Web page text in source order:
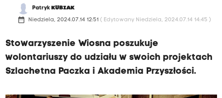
Patryk KUBIAK
date_range Niedziela, 2024.07.14 12:51 ( Edytowany Niedziela, 2024.07.14 14:45 )
Stowarzyszenie Wiosna poszukuje
wolontariuszy do udziału w swoich projektach
Szlachetna Paczka i Akademia Przyszłości.
s
?
B